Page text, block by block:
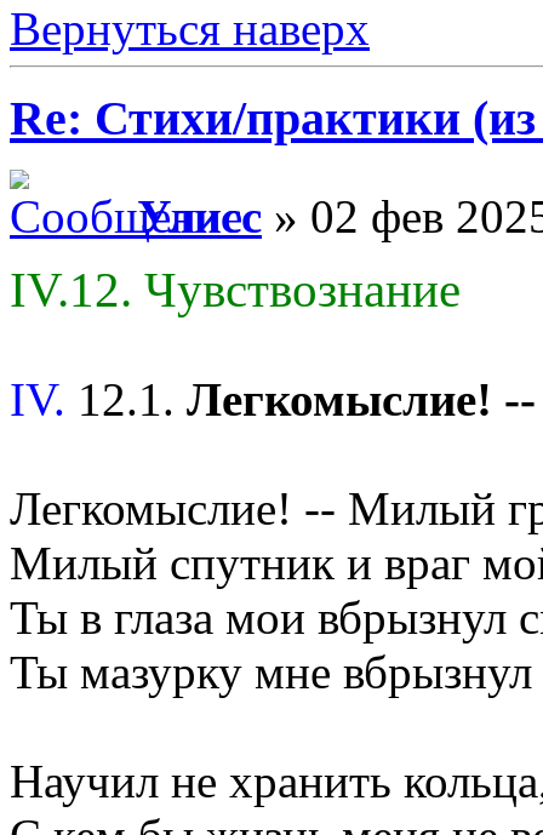
Вернуться наверх
Re: Стихи/практики
Улисс » 02 фев
IV.12. Чувствознание
IV. 12.1. Легкомыслие!
Легкомыслие! -- Милый
Милый спутник и враг
Ты в глаза мои вбрызнул
Ты мазурку мне
Научил не хранить